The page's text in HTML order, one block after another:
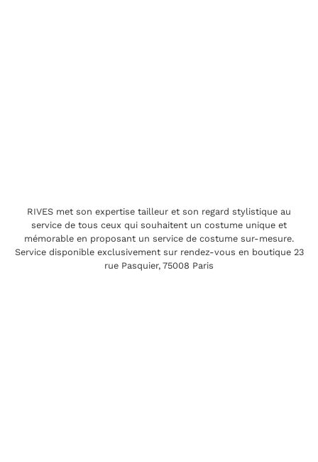
RIVES met son expertise tailleur et son regard stylistique au
service de tous ceux qui souhaitent un costume unique et
mémorable en proposant un service de costume sur-mesure.
Service disponible exclusivement sur rendez-vous en boutique 23
rue Pasquier, 75008 Paris